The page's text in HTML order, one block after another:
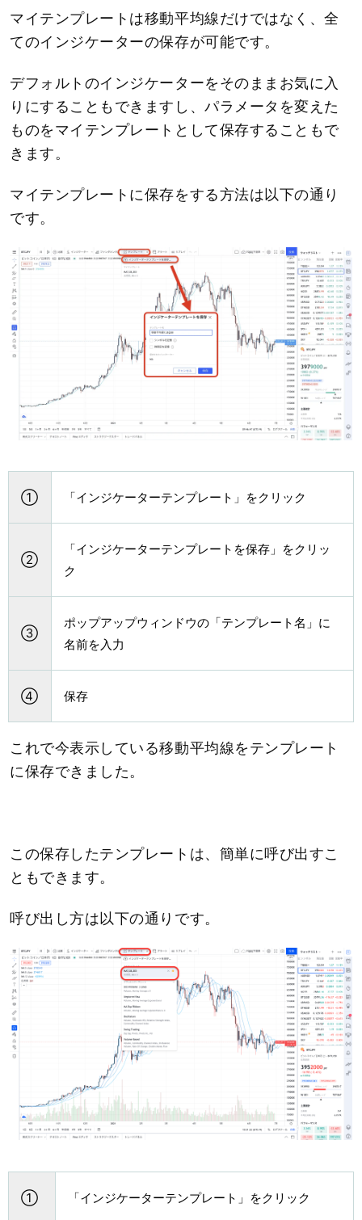
マイテンプレートは移動平均線だけではなく、全
てのインジケーターの保存が可能です。
デフォルトのインジケーターをそのままお気に入
りにすることもできますし、パラメータを変えた
ものをマイテンプレートとして保存することもで
きます。
マイテンプレートに保存をする方法は以下の通り
です。
① 「インジケーターテンプレート」をクリック
②
「インジケーターテンプレートを保存」をクリッ
ク
③
ポップアップウィンドウの「テンプレート名」に
名前を入力
④ 保存
これで今表示している移動平均線をテンプレート
に保存できました。
この保存したテンプレートは、簡単に呼び出すこ
ともできます。
呼び出し方は以下の通りです。
① 「インジケーターテンプレート」をクリック